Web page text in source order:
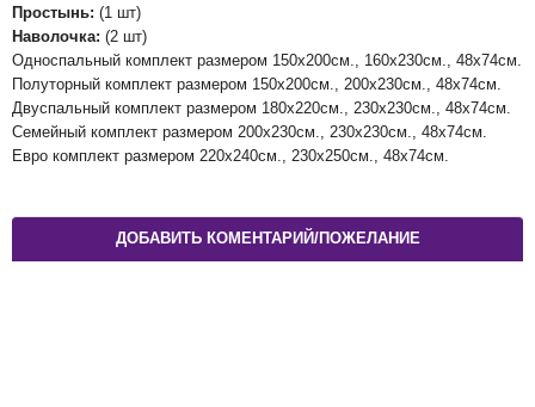
Простынь: (1 шт)
Наволочка: (2 шт)
Односпальный комплект размером 150х200см., 160х230см., 48х74см.
Полуторный комплект размером 150х200см., 200х230см., 48х74см.
Двуспальный комплект размером 180х220см., 230х230см., 48х74см.
Семейный комплект размером 200х230см., 230х230см., 48х74см.
Евро комплект размером 220х240см., 230х250см., 48х74см.
ДОБАВИТЬ КОМЕНТАРИЙ/ПОЖЕЛАНИЕ